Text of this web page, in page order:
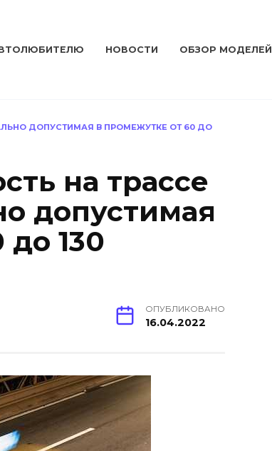
НОВОСТИ ОБЗОР МОДЕЛЕЙ
ДОПУСТИМАЯ В ПРОМЕЖУТКЕ ОТ 60 ДО
на трассе
допустимая
130
ОПУБЛИКОВАНО
16.04.2022